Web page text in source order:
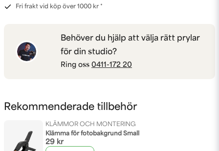
Fri frakt vid köp över 1000 kr *
Behöver du hjälp att välja rätt prylar
för din studio?
Ring oss 0411-172 20
Rekommenderade tillbehör
KLÄMMOR OCH MONTERING
Klämma för fotobakgrund Small
29 kr